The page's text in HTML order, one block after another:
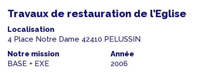
Travaux de restauration de l’Eglise
Localisation
4 Place Notre Dame 42410 PELUSSIN
Notre mission
BASE + EXE
Année
2006